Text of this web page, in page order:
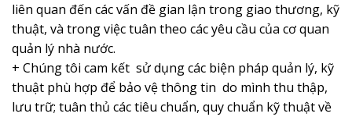
liên quan đến các vấn đề gian lận trong giao thương, kỹ
thuật, và trong việc tuân theo các yêu cầu của cơ quan
quản lý nhà nước.
+ Chúng tôi cam kết sử dụng các biện pháp quản lý, kỹ
thuật phù hợp để bảo vệ thông tin do mình thu thập,
lưu trữ; tuân thủ các tiêu chuẩn, quy chuẩn kỹ thuật về